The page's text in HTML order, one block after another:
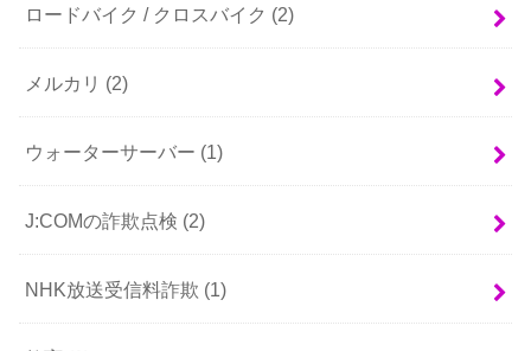
ロードバイク / クロスバイク (2)
メルカリ (2)
ウォーターサーバー (1)
J:COMの詐欺点検 (2)
NHK放送受信料詐欺 (1)